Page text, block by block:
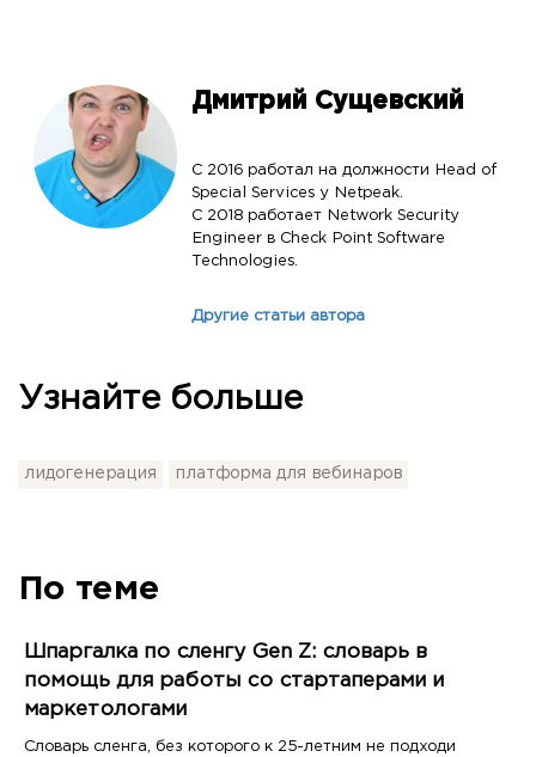
Дмитрий Сущевский
С 2016 работал на должности Head of
Special Services у Netpeak.
С 2018 работает Network Security
Engineer в Check Point Software
Technologies.
Другие статьи автора
Узнайте больше
лидогенерация платформа для вебинаров
По теме
Шпаргалка по сленгу Gen Z: словарь в
помощь для работы со стартаперами и
маркетологами
Словарь сленга, без которого к 25-летним не подходи